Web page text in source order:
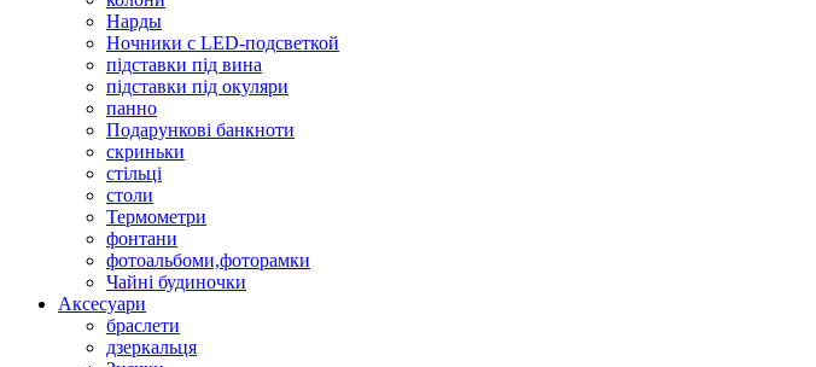
Нарды
Ночники с LED-подсветкой
підставки під вина
підставки під окуляри
панно
Подарункові банкноти
скриньки
стільці
столи
Термометри
фонтани
фотоальбоми,фоторамки
Чайні будиночки
Аксесуари
браслети
дзеркальця